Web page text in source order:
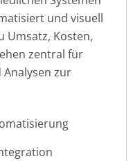
und visuell
Umsatz, Kosten,
zentral für
zur